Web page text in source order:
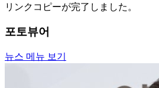
リンクコピーが完了しました。
포토뷰어
뉴스 메뉴 보기